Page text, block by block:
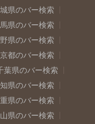
県のバー検索
県のバー検索
県のバー検索
都のバー検索
葉県のバー検索
県のバー検索
県のバー検索
県のバー検索